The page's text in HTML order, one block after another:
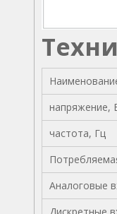
напряжение,
частота, Гц
Аналоговые